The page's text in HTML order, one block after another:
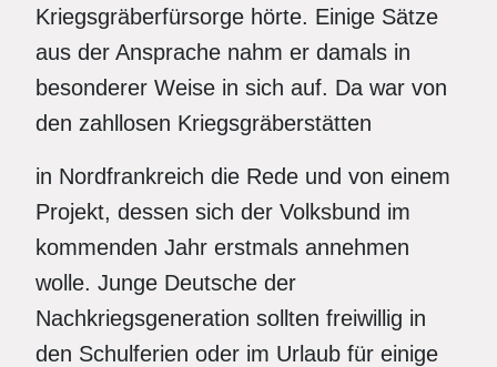
Kriegsgräberfürsorge hörte. Einige Sätze
aus der Ansprache nahm er damals in
besonderer Weise in sich auf. Da war von
den zahllosen Kriegsgräberstätten
in Nordfrankreich die Rede und von einem
Projekt, dessen sich der Volksbund im
kommenden Jahr erstmals annehmen
wolle. Junge Deutsche der
Nachkriegsgeneration sollten freiwillig in
den Schulferien oder im Urlaub für einige